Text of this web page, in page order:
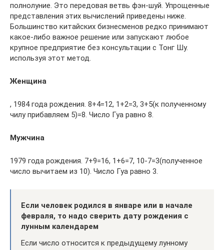
полнолуние. Это передовая ветвь фэн-шуй. Упрощенные
представления этих вычислений приведены ниже.
Большинство китайских бизнесменов редко принимают
какое-либо важное решение или запускают любое
крупное предприятие без консультации с Тонг Шу.
используя этот метод.
Женщина
, 1984 года рождения. 8+4=12, 1+2=3, 3+5(к полученному
чилу прибавляем 5)=8. Число Гуа равно 8.
Мужчина
1979 года рождения. 7+9=16, 1+6=7, 10-7=3(полученное
число вычитаем из 10). Число Гуа равно 3.
Если человек родился в январе или в начале
февраля, то надо сверить дату рождения с
лунным календарем
Если число относится к предыдущему лунному